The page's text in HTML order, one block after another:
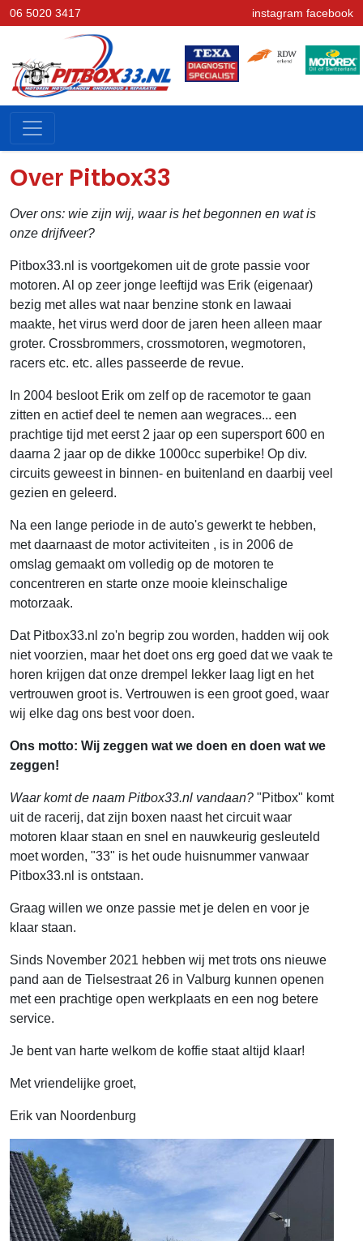
06 5020 3417 instagram facebook
Over Pitbox33
Over ons: wie zijn wij, waar is het begonnen en wat is
onze drijfveer?
Pitbox33.nl is voortgekomen uit de grote passie voor
motoren. Al op zeer jonge leeftijd was Erik (eigenaar)
bezig met alles wat naar benzine stonk en lawaai
maakte, het virus werd door de jaren heen alleen maar
groter. Crossbrommers, crossmotoren, wegmotoren,
racers etc. etc. alles passeerde de revue.
In 2004 besloot Erik om zelf op de racemotor te gaan
zitten en actief deel te nemen aan wegraces... een
prachtige tijd met eerst 2 jaar op een supersport 600 en
daarna 2 jaar op de dikke 1000cc superbike! Op div.
circuits geweest in binnen- en buitenland en daarbij veel
gezien en geleerd.
Na een lange periode in de auto's gewerkt te hebben,
met daarnaast de motor activiteiten , is in 2006 de
omslag gemaakt om volledig op de motoren te
concentreren en starte onze mooie kleinschalige
motorzaak.
Dat Pitbox33.nl zo'n begrip zou worden, hadden wij ook
niet voorzien, maar het doet ons erg goed dat we vaak te
horen krijgen dat onze drempel lekker laag ligt en het
vertrouwen groot is. Vertrouwen is een groot goed, waar
wij elke dag ons best voor doen.
Ons motto: Wij zeggen wat we doen en doen wat we
zeggen!
Waar komt de naam Pitbox33.nl vandaan? "Pitbox" komt
uit de racerij, dat zijn boxen naast het circuit waar
motoren klaar staan en snel en nauwkeurig gesleuteld
moet worden, "33" is het oude huisnummer vanwaar
Pitbox33.nl is ontstaan.
Graag willen we onze passie met je delen en voor je
klaar staan.
Sinds November 2021 hebben wij met trots ons nieuwe
pand aan de Tielsestraat 26 in Valburg kunnen openen
met een prachtige open werkplaats en een nog betere
service.
Je bent van harte welkom de koffie staat altijd klaar!
Met vriendelijke groet,
Erik van Noordenburg